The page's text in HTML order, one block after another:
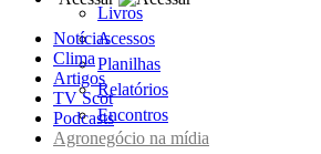
Livros
Acessos
Planilhas
Relatórios
Encontros
Notícias
Clima
Artigos
TV Scot
Podcasts
Agronegócio na mídia